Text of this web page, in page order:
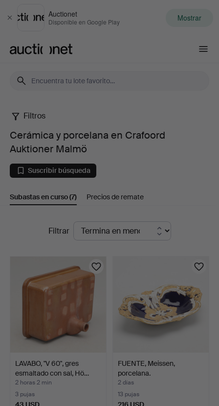
Cerrar
Auctionet
Disponible en Google Play Mostrar
Cerámica
porcelana
en
Auktioner
Filtros
Cerámica y porcelana en Crafoord
Auktioner Malmö
Suscribir búsqueda
Subastas en curso(7) Precios de remate
SubastasFiltrar
LAVABO, "V 60", gres
esmaltado con sal, Hö…
2 horas 2 min
3 pujas
FUENTE, Meissen,
porcelana.
2 días
13 pujas